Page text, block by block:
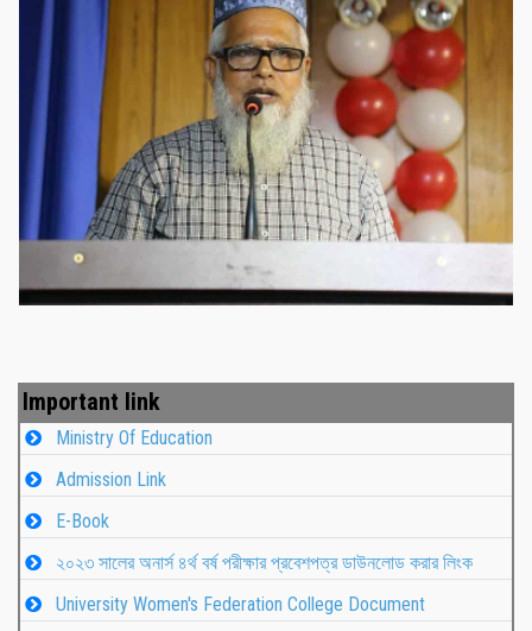
নবীনবরণ - ২০২৫
Important link
Ministry Of Education
Admission Link
E-Book
২০২৩ সালের অনার্স ৪র্থ বর্ষ পরীক্ষার প্রবেশপত্র ডাউনলোড করার লিংক
University Women's Federation College Document